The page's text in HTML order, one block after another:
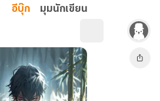
อีบุ๊ก มุมนักเขียน